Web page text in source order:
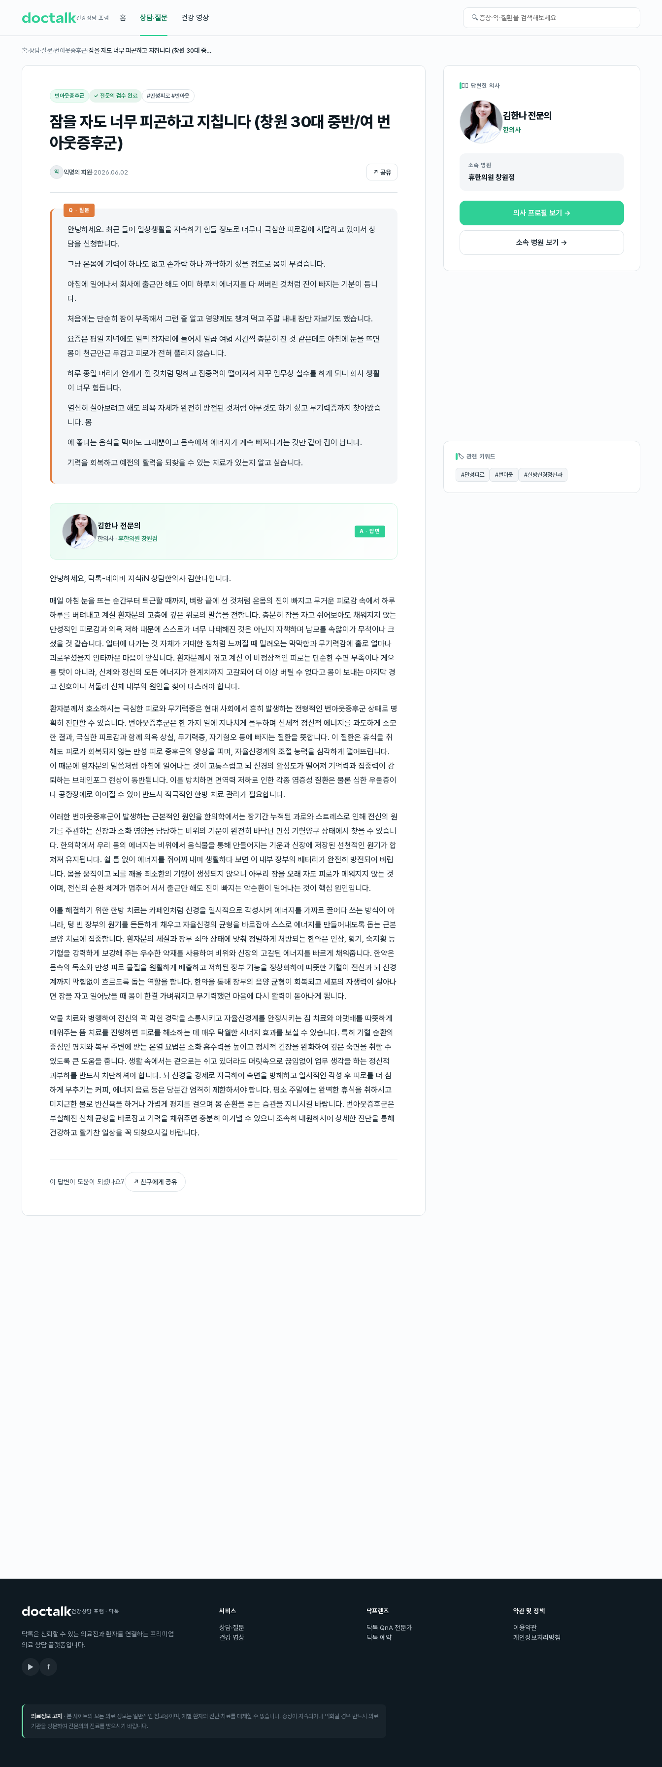
건강상담 포럼 홈 상담·질문 건강 영상 🔍
홈›상담·질문›번아웃증후군›잠을 자도 너무 피곤하고 지칩니다 (창원 30대 중…
번아웃증후군 ✓ 전문의 검수 완료 #만성피로 #번아웃
잠을 자도 너무 피곤하고 지칩니다 (창원 30대 중반/여 번
아웃증후군)
익 익명의 회원·2026.06.02 ↗ 공유
Q · 질문
안녕하세요. 최근 들어 일상생활을 지속하기 힘들 정도로 너무나 극심한 피로감에 시달리고 있어서 상
담을 신청합니다.
그냥 온몸에 기력이 하나도 없고 손가락 하나 까딱하기 싫을 정도로 몸이 무겁습니다.
아침에 일어나서 회사에 출근만 해도 이미 하루치 에너지를 다 써버린 것처럼 진이 빠지는 기분이 듭니
다.
처음에는 단순히 잠이 부족해서 그런 줄 알고 영양제도 챙겨 먹고 주말 내내 잠만 자보기도 했습니다.
요즘은 평일 저녁에도 일찍 잠자리에 들어서 일곱 여덟 시간씩 충분히 잔 것 같은데도 아침에 눈을 뜨면
몸이 천근만근 무겁고 피로가 전혀 풀리지 않습니다.
하루 종일 머리가 안개가 낀 것처럼 멍하고 집중력이 떨어져서 자꾸 업무상 실수를 하게 되니 회사 생활
이 너무 힘듭니다.
열심히 살아보려고 해도 의욕 자체가 완전히 방전된 것처럼 아무것도 하기 싫고 무기력증까지 찾아왔습
니다. 몸
에 좋다는 음식을 먹어도 그때뿐이고 몸속에서 에너지가 계속 빠져나가는 것만 같아 겁이 납니다.
기력을 회복하고 예전의 활력을 되찾을 수 있는 치료가 있는지 알고 싶습니다.
김한나 전문의
한의사 · 휴한의원 창원점
A · 답변
안녕하세요, 닥톡-네이버 지식iN 상담한의사 김한나입니다.
매일 아침 눈을 뜨는 순간부터 퇴근할 때까지, 벼랑 끝에 선 것처럼 온몸의 진이 빠지고 무거운 피로감 속에서 하루
하루를 버텨내고 계실 환자분의 고충에 깊은 위로의 말씀을 전합니다. 충분히 잠을 자고 쉬어보아도 채워지지 않는
만성적인 피로감과 의욕 저하 때문에 스스로가 너무 나태해진 것은 아닌지 자책하며 남모를 속앓이가 무척이나 크
셨을 것 같습니다. 일터에 나가는 것 자체가 거대한 짐처럼 느껴질 때 밀려오는 막막함과 무기력감에 홀로 얼마나
괴로우셨을지 안타까운 마음이 앞섭니다. 환자분께서 겪고 계신 이 비정상적인 피로는 단순한 수면 부족이나 게으
름 탓이 아니라, 신체와 정신의 모든 에너지가 한계치까지 고갈되어 더 이상 버틸 수 없다고 몸이 보내는 마지막 경
고 신호이니 서둘러 신체 내부의 원인을 찾아 다스려야 합니다.
환자분께서 호소하시는 극심한 피로와 무기력증은 현대 사회에서 흔히 발생하는 전형적인 번아웃증후군 상태로 명
확히 진단할 수 있습니다. 번아웃증후군은 한 가지 일에 지나치게 몰두하며 신체적 정신적 에너지를 과도하게 소모
한 결과, 극심한 피로감과 함께 의욕 상실, 무기력증, 자기혐오 등에 빠지는 질환을 뜻합니다. 이 질환은 휴식을 취
해도 피로가 회복되지 않는 만성 피로 증후군의 양상을 띠며, 자율신경계의 조절 능력을 심각하게 떨어뜨립니다.
이 때문에 환자분의 말씀처럼 아침에 일어나는 것이 고통스럽고 뇌 신경의 활성도가 떨어져 기억력과 집중력이 감
퇴하는 브레인포그 현상이 동반됩니다. 이를 방치하면 면역력 저하로 인한 각종 염증성 질환은 물론 심한 우울증이
나 공황장애로 이어질 수 있어 반드시 적극적인 한방 치료 관리가 필요합니다.
이러한 번아웃증후군이 발생하는 근본적인 원인을 한의학에서는 장기간 누적된 과로와 스트레스로 인해 전신의 원
기를 주관하는 신장과 소화 영양을 담당하는 비위의 기운이 완전히 바닥난 만성 기혈양구 상태에서 찾을 수 있습니
다. 한의학에서 우리 몸의 에너지는 비위에서 음식물을 통해 만들어지는 기운과 신장에 저장된 선천적인 원기가 합
쳐져 유지됩니다. 쉴 틈 없이 에너지를 쥐어짜 내며 생활하다 보면 이 내부 장부의 배터리가 완전히 방전되어 버립
니다. 몸을 움직이고 뇌를 깨울 최소한의 기혈이 생성되지 않으니 아무리 잠을 오래 자도 피로가 메워지지 않는 것
이며, 전신의 순환 체계가 멈추어 서서 출근만 해도 진이 빠지는 악순환이 일어나는 것이 핵심 원인입니다.
이를 해결하기 위한 한방 치료는 카페인처럼 신경을 일시적으로 각성시켜 에너지를 가짜로 끌어다 쓰는 방식이 아
니라, 텅 빈 장부의 원기를 든든하게 채우고 자율신경의 균형을 바로잡아 스스로 에너지를 만들어내도록 돕는 근본
보양 치료에 집중합니다. 환자분의 체질과 장부 쇠약 상태에 맞춰 정밀하게 처방되는 한약은 인삼, 황기, 숙지황 등
기혈을 강력하게 보강해 주는 우수한 약재를 사용하여 비위와 신장의 고갈된 에너지를 빠르게 채워줍니다. 한약은
몸속의 독소와 만성 피로 물질을 원활하게 배출하고 저하된 장부 기능을 정상화하여 따뜻한 기혈이 전신과 뇌 신경
계까지 막힘없이 흐르도록 돕는 역할을 합니다. 한약을 통해 장부의 음양 균형이 회복되고 세포의 자생력이 살아나
면 잠을 자고 일어났을 때 몸이 한결 가벼워지고 무기력했던 마음에 다시 활력이 돋아나게 됩니다.
약물 치료와 병행하여 전신의 꽉 막힌 경락을 소통시키고 자율신경계를 안정시키는 침 치료와 아랫배를 따뜻하게
데워주는 뜸 치료를 진행하면 피로를 해소하는 데 매우 탁월한 시너지 효과를 보실 수 있습니다. 특히 기혈 순환의
중심인 명치와 복부 주변에 받는 온열 요법은 소화 흡수력을 높이고 정서적 긴장을 완화하여 깊은 숙면을 취할 수
있도록 큰 도움을 줍니다. 생활 속에서는 겉으로는 쉬고 있더라도 머릿속으로 끊임없이 업무 생각을 하는 정신적
과부하를 반드시 차단하셔야 합니다. 뇌 신경을 강제로 자극하여 숙면을 방해하고 일시적인 각성 후 피로를 더 심
하게 부추기는 커피, 에너지 음료 등은 당분간 엄격히 제한하셔야 합니다. 평소 주말에는 완벽한 휴식을 취하시고
미지근한 물로 반신욕을 하거나 가볍게 평지를 걸으며 몸 순환을 돕는 습관을 지니시길 바랍니다. 번아웃증후군은
부실해진 신체 균형을 바로잡고 기력을 채워주면 충분히 이겨낼 수 있으니 조속히 내원하시어 상세한 진단을 통해
건강하고 활기찬 일상을 꼭 되찾으시길 바랍니다.
이 답변이 도움이 되셨나요? ↗ 친구에게 공유
👩‍⚕️ 답변한 의사
김한나전문의
한의사
소속 병원
휴한의원 창원점
의사 프로필 보기 →
소속 병원 보기 →
🏷 관련 키워드
#만성피로 #번아웃 #한방신경정신과
건강상담 포럼 · 닥톡
닥톡은 신뢰할 수 있는 의료진과 환자를 연결하는 프리미엄
의료 상담 플랫폼입니다.
▶ f
서비스
상담·질문
건강 영상
닥프렌즈
닥톡 QnA 전문가
닥톡 예약
약관 및 정책
이용약관
개인정보처리방침
의료정보 고지 · 본 사이트의 모든 의료 정보는 일반적인 참고용이며, 개별 환자의 진단·치료를 대체할 수 없습니다. 증상이 지속되거나 악화될 경우 반드시 의료
기관을 방문하여 전문의의 진료를 받으시기 바랍니다.